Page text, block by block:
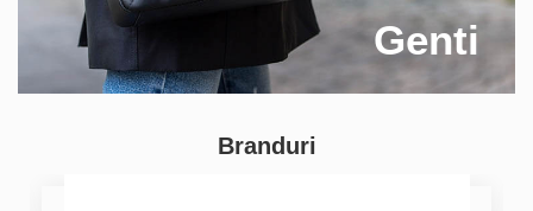
Genti
Branduri